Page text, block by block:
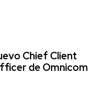
Chief Client
de Omnicom